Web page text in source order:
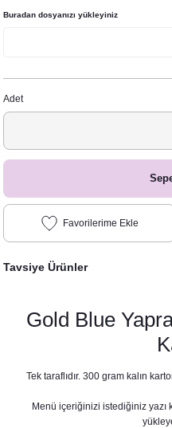
Buradan dosyanızı yükleyiniz
Adet
Tavsiye Ürünler
Gold Blue
Tek taraflıdır. 300 gram kalın
Menü içeriğinizi istediğiniz yazı